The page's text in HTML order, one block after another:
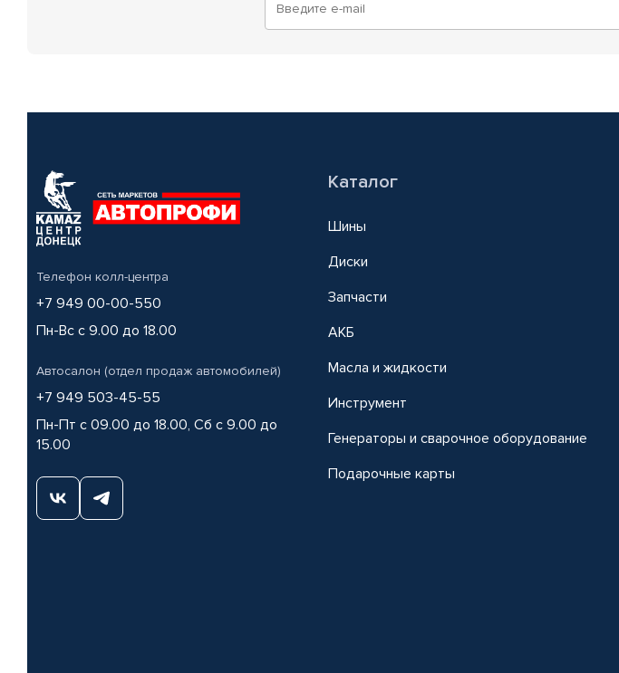
Телефон колл-центра
+7 949 00-00-550
Пн-Вс с 9.00 до 18.00
Автосалон (отдел продаж автомобилей)
+7 949 503-45-55
Пн-Пт с 09.00 до 18.00, Сб с 9.00 до
15.00
Каталог
Шины
Диски
Запчасти
АКБ
Масла и жидкости
Инструмент
Генераторы и сварочное оборудование
Подарочные карты